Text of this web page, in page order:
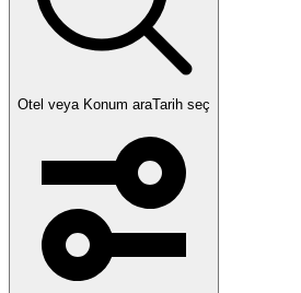
Otel veya Konum araTarih seç